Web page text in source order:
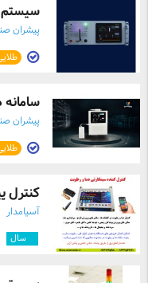
سیستم
پیشران
پیشران
کنترل
آسیامدار
سال